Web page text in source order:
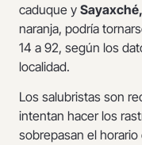
caduque y
naranja, podría
14 a 92, según los
localidad.
Los salubristas son
intentan hacer los
sobrepasan el